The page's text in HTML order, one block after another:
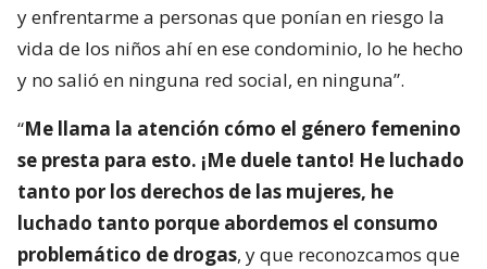
y enfrentarme a personas que ponían en riesgo la
vida de los niños ahí en ese condominio, lo he hecho
y no salió en ninguna red social, en ninguna”.
“Me llama la atención cómo el género femenino
se presta para esto. ¡Me duele tanto! He luchado
tanto por los derechos de las mujeres, he
luchado tanto porque abordemos el consumo
problemático de drogas, y que reconozcamos que